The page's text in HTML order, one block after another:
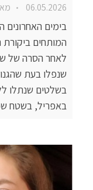
06.05.2026
בימים
המותחים ביקורת
לאחר הסרה של
שנפלו בעת
באפריל, בשטח